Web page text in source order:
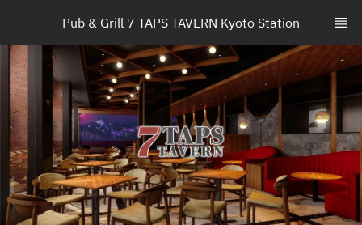
Pub & Grill 7 TAPS TAVERN Kyoto Station